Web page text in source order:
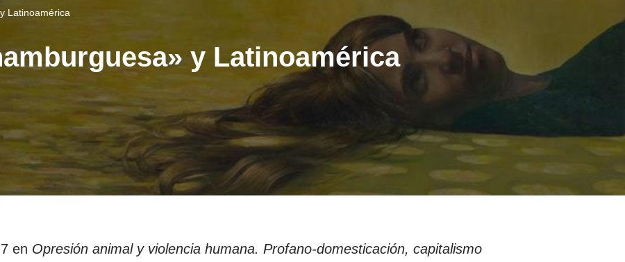
Latinoamérica
y Latinoamérica
en Opresión animal y violencia humana. Profano-domesticación, capitalismo